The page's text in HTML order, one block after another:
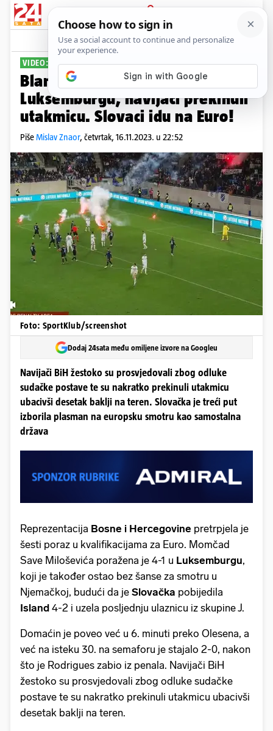
PRIJAVA
Sport Komentari
VIDEO: KVALIFIKACIJE
Blamaža Bosne i Hercegovine u
Luksemburgu, navijači prekinuli
utakmicu. Slovaci idu na Euro!
PišeMislav Znaor, četvrtak, 16.11.2023. u 22:52
Foto: SportKlub/screenshot
Dodaj 24sata među omiljene izvore na Googleu
Navijači BiH žestoko su prosvjedovali zbog odluke
sudačke postave te su nakratko prekinuli utakmicu
ubacivši desetak baklji na teren. Slovačka je treći put
izborila plasman na europsku smotru kao samostalna
država
Reprezentacija Bosne i Hercegovine pretrpjela je
šesti poraz u kvalifikacijama za Euro. Momčad
Save Miloševića poražena je 4-1 u Luksemburgu,
koji je također ostao bez šanse za smotru u
Njemačkoj, budući da je Slovačka pobijedila
Island 4-2 i uzela posljednju ulaznicu iz skupine J.
Domaćin je poveo već u 6. minuti preko Olesena, a
već na isteku 30. na semaforu je stajalo 2-0, nakon
što je Rodrigues zabio iz penala. Navijači BiH
žestoko su prosvjedovali zbog odluke sudačke
postave te su nakratko prekinuli utakmicu ubacivši
desetak baklji na teren.